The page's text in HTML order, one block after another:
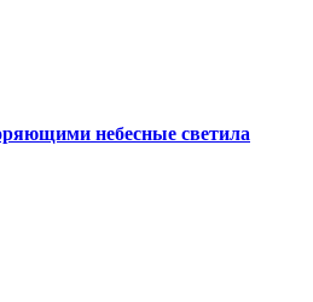
небесные светила